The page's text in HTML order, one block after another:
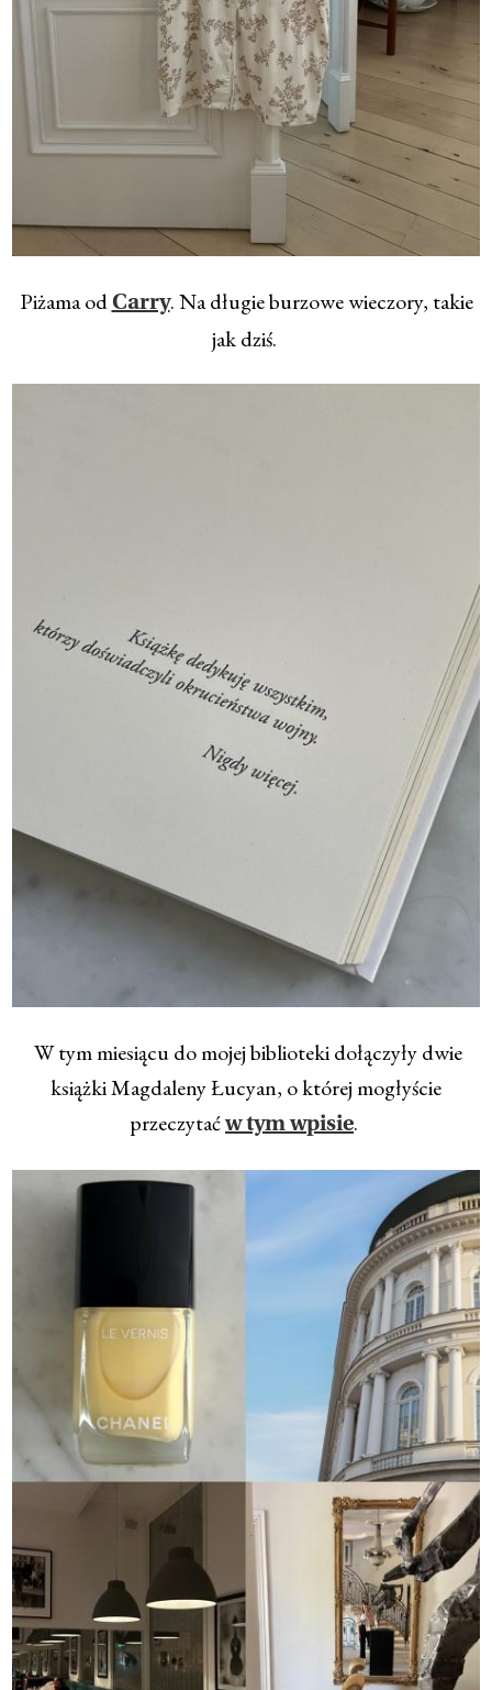
Piżama od Carry. Na długie burzowe wieczory, takie
jak dziś.
W tym miesiącu do mojej biblioteki dołączyły dwie
książki Magdaleny Łucyan, o której mogłyście
przeczytaćw tym wpisie.